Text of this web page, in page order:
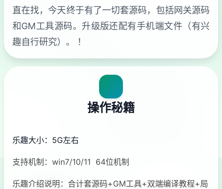
直在找，今天终于有了一切套源码，包括网关源码
和GM工具源码。升级版还配有手机端文件（有兴
趣自行研究）。 ！
操作秘籍
乐趣大小：5G左右
支持机制：win7/10/11 64位机制
乐趣介绍说明：合计套源码+GM工具+双端编译教程+局